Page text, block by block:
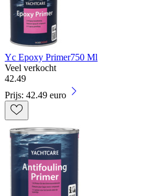
Yc Epoxy Primer750 Ml
Veel verkocht
42.49
Prijs: 42.49 euro